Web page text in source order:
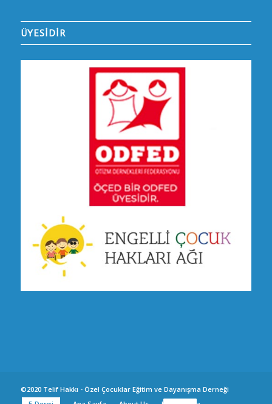
ÜYESİDİR
©2020 Telif Hakkı - Özel Çocuklar Eğitim ve Dayanışma Derneği